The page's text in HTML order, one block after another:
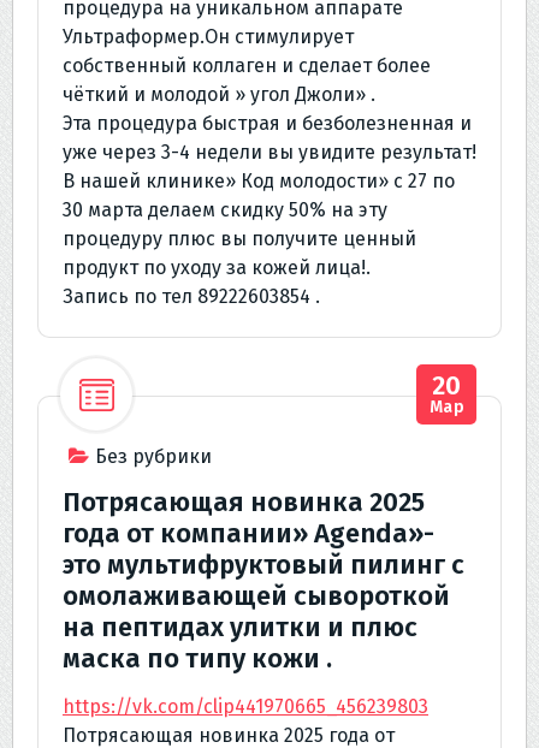
процедура на уникальном аппарате
Ультраформер.Он стимулирует
собственный коллаген и сделает более
чёткий и молодой » угол Джоли» .
Эта процедура быстрая и безболезненная и
уже через 3-4 недели вы увидите результат!
В нашей клинике» Код молодости» с 27 по
30 марта делаем скидку 50% на эту
процедуру плюс вы получите ценный
продукт по уходу за кожей лица!.
Запись по тел 89222603854 .
Без рубрики
20
Мар
Потрясающая новинка 2025
года от компании» Agenda»-
это мультифруктовый пилинг с
омолаживающей сывороткой
на пептидах улитки и плюс
маска по типу кожи .
https://vk.com/clip441970665_456239803
Потрясающая новинка 2025 года от